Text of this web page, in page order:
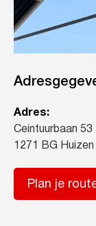
Adres:
Ceintuurbaan 53
1271 BG Huizen
Plan je